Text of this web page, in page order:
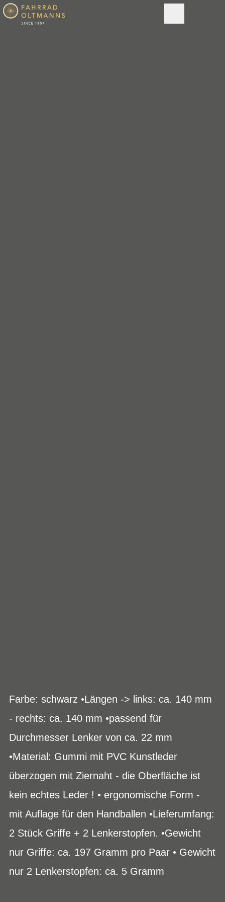
Farbe: schwarz •Längen -> links: ca. 140 mm
- rechts: ca. 140 mm •passend für
Durchmesser Lenker von ca. 22 mm
•Material: Gummi mit PVC Kunstleder
überzogen mit Ziernaht - die Oberfläche ist
kein echtes Leder ! • ergonomische Form -
mit Auflage für den Handballen •Lieferumfang:
2 Stück Griffe + 2 Lenkerstopfen. •Gewicht
nur Griffe: ca. 197 Gramm pro Paar • Gewicht
nur 2 Lenkerstopfen: ca. 5 Gramm